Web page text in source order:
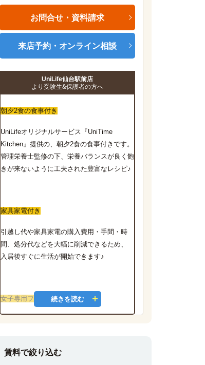
お問合せ・資料請求
来店予約・オンライン相談
UniLife仙台駅前店
より受験生&保護者の方へ
朝夕2食の食事付き
UniLifeオリジナルサービス『UniTime
Kitchen』提供の、朝夕2食の食事付きです。
管理栄養士監修の下、栄養バランスが良く飽
きが来ないように工夫された豊富なレシピ♪
家具家電付き
引越し代や家具家電の購入費用・手間・時
間、処分代などを大幅に削減できるため、
入居後すぐに生活が開始できます♪
女子専用フロア有続きを読む
賃料で絞り込む